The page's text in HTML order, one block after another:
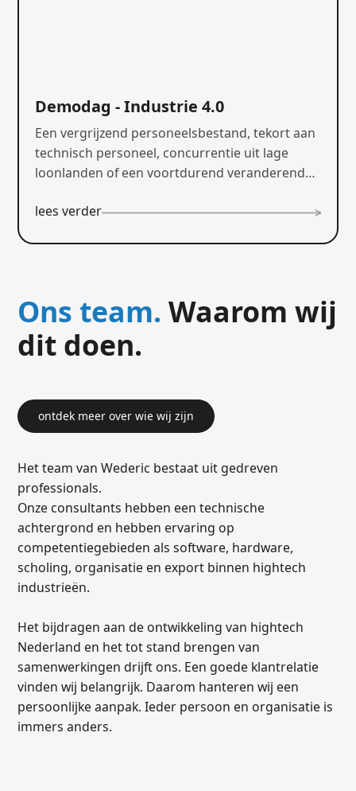
Demodag - Industrie 4.0
Een vergrijzend personeelsbestand, tekort aan
technisch personeel, concurrentie uit lage
loonlanden of een voortdurend veranderende
uitdagingen in jouw bedrijfsvoering? Tijdens
lees verder
Ons team. Waarom wij
dit doen.
ontdek meer over wie wij zijn
Het team van Wederic bestaat uit gedreven
professionals.
Onze consultants hebben een technische
achtergrond en hebben ervaring op
competentiegebieden als software, hardware,
scholing, organisatie en export binnen hightech
industrieën.
Het bijdragen aan de ontwikkeling van hightech
Nederland en het tot stand brengen van
samenwerkingen drijft ons. Een goede klantrelatie
vinden wij belangrijk. Daarom hanteren wij een
persoonlijke aanpak. Ieder persoon en organisatie is
immers anders.